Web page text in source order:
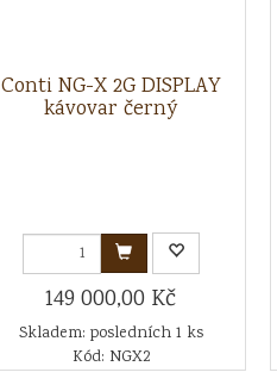
Conti NG-X 2G DISPLAY
kávovar černý
149 000,00 Kč
Skladem: posledních 1 ks
Kód: NGX2